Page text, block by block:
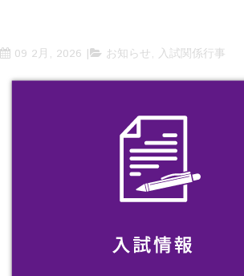
09 2月, 2026 お知らせ , 入試関係行事